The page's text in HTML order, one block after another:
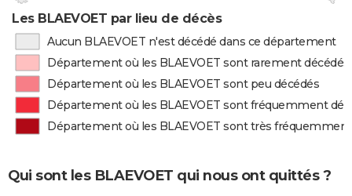
Les BLAEVOET par lieu de décès
Aucun BLAEVOET n'est décédé dans ce département
Département où les BLAEVOET sont rarement décédés
Département où les BLAEVOET sont peu décédés
Département où les BLAEVOET sont fréquemment
Département où les BLAEVOET sont très
Qui sont les BLAEVOET qui nous ont quittés ?